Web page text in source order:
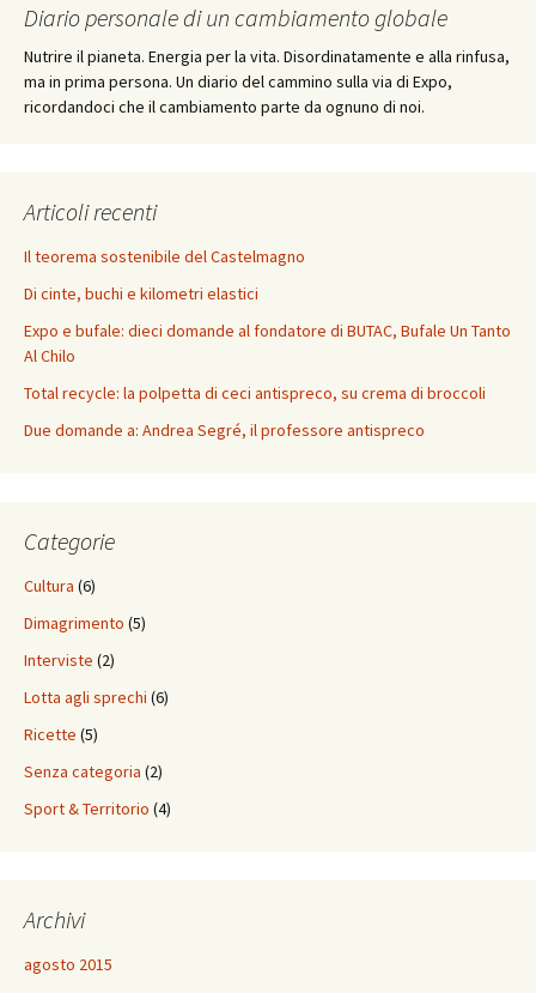
Diario personale di un cambiamento globale
Nutrire il pianeta. Energia per la vita. Disordinatamente e alla rinfusa,
ma in prima persona. Un diario del cammino sulla via di Expo,
ricordandoci che il cambiamento parte da ognuno di noi.
Articoli recenti
Il teorema sostenibile del Castelmagno
Di cinte, buchi e kilometri elastici
Expo e bufale: dieci domande al fondatore di BUTAC, Bufale Un Tanto
Al Chilo
Total recycle: la polpetta di ceci antispreco, su crema di broccoli
Due domande a: Andrea Segré, il professore antispreco
Categorie
Cultura (6)
Dimagrimento (5)
Interviste (2)
Lotta agli sprechi (6)
Ricette (5)
Senza categoria (2)
Sport & Territorio (4)
Archivi
agosto 2015